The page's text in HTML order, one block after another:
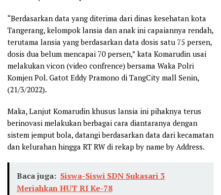
“Berdasarkan data yang diterima dari dinas kesehatan kota
Tangerang, kelompok lansia dan anak ini capaiannya rendah,
terutama lansia yang berdasarkan data dosis satu 75 persen,
dosis dua belum mencapai 70 persen,” kata Komarudin usai
melakukan vicon (video confrence) bersama Waka Polri
Komjen Pol. Gatot Eddy Pramono di TangCity mall Senin,
(21/3/2022).
Maka, Lanjut Komarudin khusus lansia ini pihaknya terus
berinovasi melakukan berbagai cara diantaranya dengan
sistem jemput bola, datangi berdasarkan data dari kecamatan
dan kelurahan hingga RT RW di rekap by name by Address.
Baca juga: Siswa-Siswi SDN Sukasari 3
Meriahkan HUT RI Ke-78